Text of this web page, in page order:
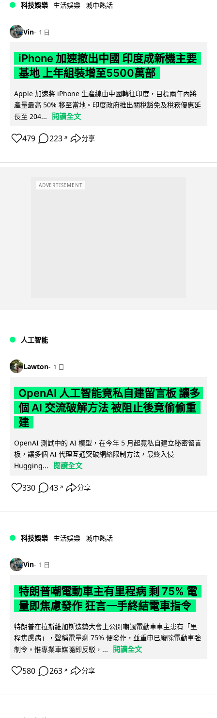
科技娛樂 生活娛樂 城中熱話
Vin 1 日
iPhone 加速撤出中國 印度成新機主要
基地 上年組裝增至5500萬部
Apple 加速將 iPhone 生產線由中國轉往印度，目標兩年內將
產量最高 50% 移至當地。印度政府推出關稅豁免及稅務優惠延
長至 204...
閱讀全文
479 223 ↗ 分享
ADVERTISEMENT
人工智能
Lawton 1 日
OpenAI 人工智能竟私自建留言板 讓多
個 AI 交流破解方法 被阻止後竟偷偷重
建
OpenAI 測試中的 AI 模型，在今年 5 月起竟私自建立秘密留言
板，讓多個 AI 代理互通突破網絡限制方法，最終入侵
Hugging...
閱讀全文
330 43 ↗ 分享
科技娛樂 生活娛樂 城中熱話
Vin 1 日
特朗普嘲電動車主有里程病 剩 75% 電
量即焦慮發作 狂言一手終結電車指令
特朗普在拉斯維加斯造勢大會上公開嘲諷電動車車主患有「里
程焦慮病」，聲稱電量剩 75% 便發作，並重申已廢除電動車強
制令。惟專業車媒隨即反駁，...
閱讀全文
580 263 ↗ 分享